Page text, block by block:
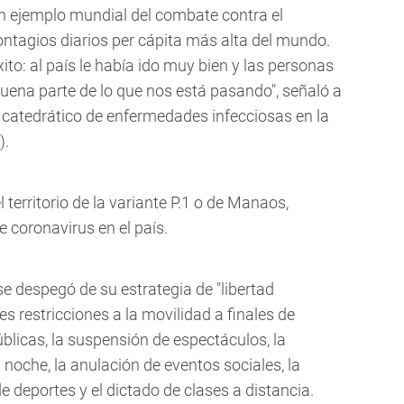
ejemplo mundial del combate contra el
diarios per cápita más alta del mundo.
al país le había ido muy bien y las personas
parte de lo que nos está pasando", señaló a
de enfermedades infecciosas en la
de la variante P.1 o de Manaos,
coronavirus en el país.
despegó de su estrategia de "libertad
restricciones a la movilidad a finales de
la suspensión de espectáculos, la
la anulación de eventos sociales, la
deportes y el dictado de clases a distancia.